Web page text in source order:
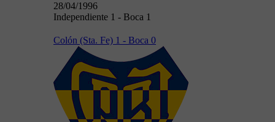
28/04/1996
Independiente 1 - Boca 1
Colón (Sta. Fe) 1 - Boca 0